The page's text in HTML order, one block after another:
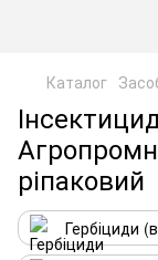
Каталог
ріпаковий
Гербіциди